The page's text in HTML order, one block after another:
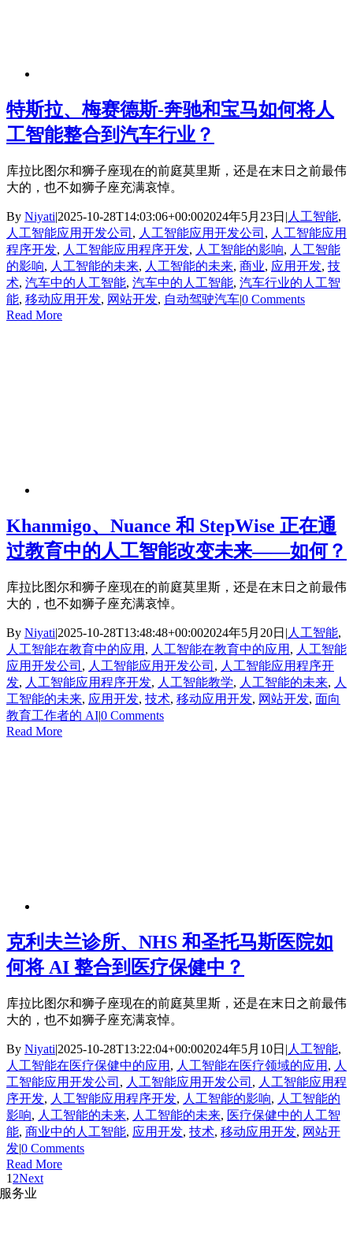
特斯拉、梅赛德斯-奔驰和宝马如何将人
工智能整合到汽车行业？
库拉比图尔和狮子座现在的前庭莫里斯，还是在末日之前最伟
大的，也不如狮子座充满哀悼。
By Niyati|2025-10-28T14:03:06+00:002024年5月23日 | 人工智能,
人工智能应用开发公司 , 人工智能应用开发公司 , 人工智能应用
程序开发, 人工智能应用程序开发, 人工智能的影响, 人工智能
的影响, 人工智能的未来, 人工智能的未来, 商业, 应用开发, 技
术, 汽车中的人工智能, 汽车中的人工智能, 汽车行业的人工智
能, 移动应用开发, 网站开发, 自动驾驶汽车|0 Comments
Read More
Khanmigo、Nuance 和 StepWise 正在通
过教育中的人工智能改变未来——如何？
库拉比图尔和狮子座现在的前庭莫里斯，还是在末日之前最伟
大的，也不如狮子座充满哀悼。
By Niyati|2025-10-28T13:48:48+00:002024年5月20日 | 人工智能,
人工智能在教育中的应用 , 人工智能在教育中的应用 , 人工智能
应用开发公司 , 人工智能应用开发公司 , 人工智能应用程序开
发, 人工智能应用程序开发, 人工智能教学, 人工智能的未来, 人
工智能的未来, 应用开发, 技术, 移动应用开发, 网站开发, 面向
教育工作者的 AI|0 Comments
Read More
克利夫兰诊所、NHS 和圣托马斯医院如
何将 AI 整合到医疗保健中？
库拉比图尔和狮子座现在的前庭莫里斯，还是在末日之前最伟
大的，也不如狮子座充满哀悼。
By Niyati|2025-10-28T13:22:04+00:002024年5月10日 | 人工智能,
人工智能在医疗保健中的应用 , 人工智能在医疗领域的应用 , 人
工智能应用开发公司 , 人工智能应用开发公司 , 人工智能应用程
序开发, 人工智能应用程序开发, 人工智能的影响, 人工智能的
影响, 人工智能的未来, 人工智能的未来, 医疗保健中的人工智
能, 商业中的人工智能, 应用开发, 技术, 移动应用开发, 网站开
发|0 Comments
Read More
1 2Next
服务业